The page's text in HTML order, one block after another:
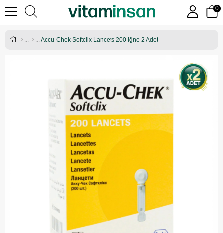
0
Accu-Chek Softclix Lancets 200 Iğne 2 Adet